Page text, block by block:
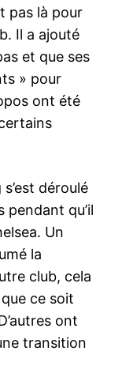
pas là pour
Il a ajouté
et que ses
» pour
ont été
déroulé
pendant qu’il
Un
la
club, cela
ce soit
ont
transition